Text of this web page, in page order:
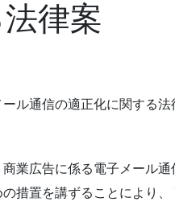
律案
ル通信の適正化に関する法
業広告に係る電子メール
措置を講ずることにより